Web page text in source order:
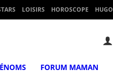
LOISIRS HOROSCOPE HUGO
FORUM MAMAN